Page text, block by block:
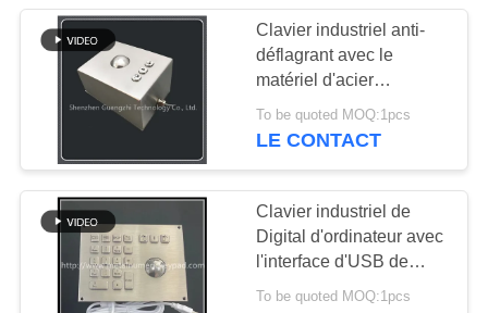
Clavier industriel anti-
déflagrant avec le
matériel d'acier
inoxydable de boule de
commande
To be quoted MOQ:1pcs
LE CONTACT
Clavier industriel de
Digital d'ordinateur avec
l'interface d'USB de
boule de commande
To be quoted MOQ:1pcs